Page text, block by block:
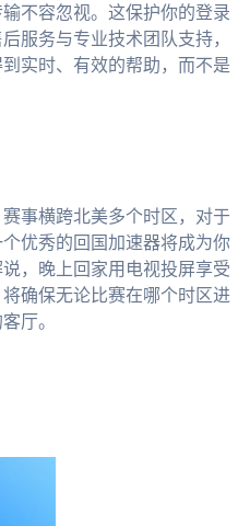
不容忽视。这保护你的登录
服务与专业技术团队支持，
实时、有效的帮助，而不是
事横跨北美多个时区，对于
优秀的回国加速器将成为你
，晚上回家用电视投屏享受
确保无论比赛在哪个时区进
厅。